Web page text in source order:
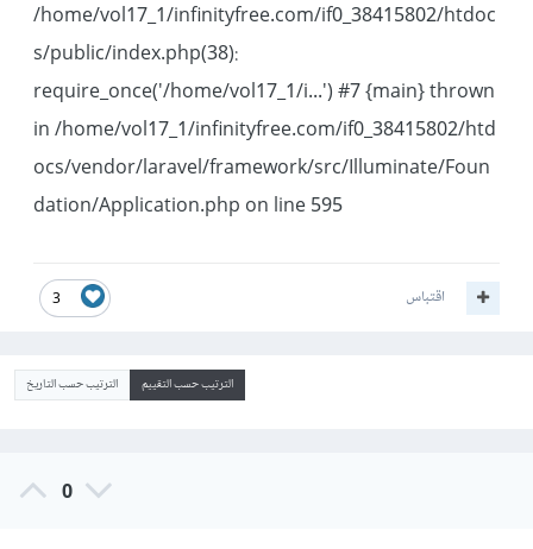
/home/vol17_1/infinityfree.com/if0_38415802/htdoc
s/public/index.php(38):
require_once('/home/vol17_1/i...') #7 {main} thrown
in /home/vol17_1/infinityfree.com/if0_38415802/htd
ocs/vendor/laravel/framework/src/Illuminate/Foun
dation/Application.php on line 595
3 اقتباس
الترتيب حسب التقييم الترتيب حسب التاريخ
0